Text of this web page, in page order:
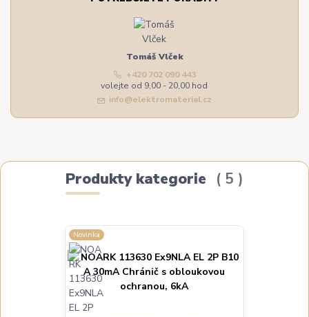
Tomáš Vlček
+420 702 090 443
volejte od 9,00 - 20,00 hod
info@elektromaterial.cz
Produkty kategorie 5
Novinka